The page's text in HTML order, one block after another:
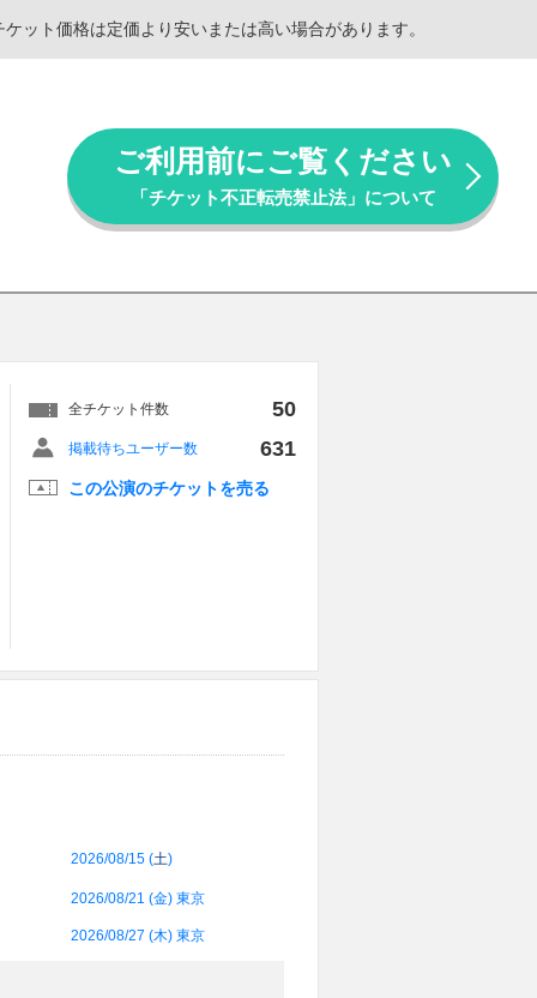
ット価格は定価より安いまたは高い場合があります。
ご利用前にご覧ください
「チケット不正転売禁止法」について
全チケット件数 50
掲載待ちユーザー数 631
この公演のチケットを売る
2026/08/15 (土)
2026/08/21 (金) 東京
2026/08/27 (木) 東京